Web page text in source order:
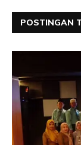
POSTINGAN